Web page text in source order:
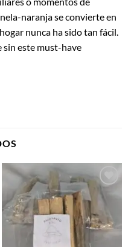
naranja se convierte en
nunca ha sido tan fácil.
sin este must-have
Añadir
a la
deseos